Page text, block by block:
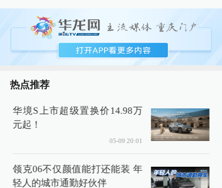
热点推荐
华境S上市超级置换价14.98万
元起！
05-09 20:01
领克06不仅颜值能打还能装 年
轻人的城市通勤好伙伴